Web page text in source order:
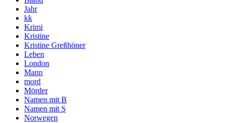
Jahr
kk
Krimi
Kristine
Kristine Greßhöner
Leben
London
Mann
mord
Mörder
Namen mit B
Namen mit S
Norwegen